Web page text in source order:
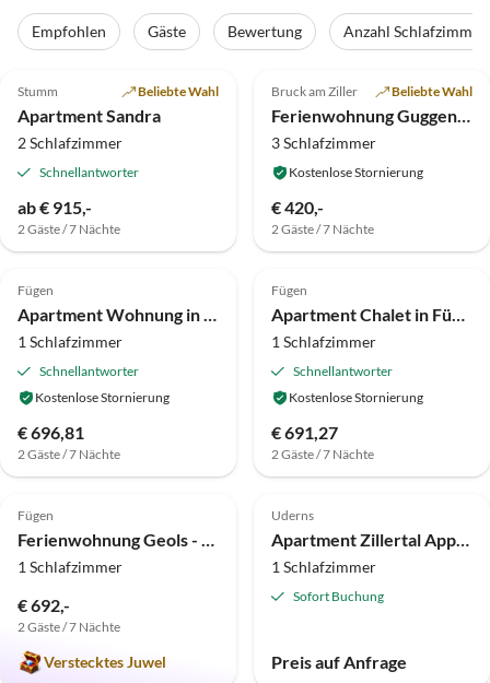
Empfohlen Gäste Bewertung Anzahl Schlafzimmer
Top-Inserat
Stumm Beliebte Wahl
Apartment Sandra
2 Schlafzimmer
Schnellantworter
ab € 915,-
2 Gäste / 7 Nächte
Bruck am Ziller Beliebte Wahl
Ferienwohnung Guggenbichl
3 Schlafzimmer
Kostenlose Stornierung
€ 420,-
2 Gäste / 7 Nächte
4.0 (7)
Fügen
Apartment Wohnung in Fügenberg nahe Skilift
1 Schlafzimmer
Schnellantworter
Kostenlose Stornierung
€ 696,81
2 Gäste / 7 Nächte
4.3 (6)
Fügen
Apartment Chalet in Fügenberg nahe Spieljochbahn
1 Schlafzimmer
Schnellantworter
Kostenlose Stornierung
€ 691,27
2 Gäste / 7 Nächte
Top-Inserat
4.9 (2)
Fügen
Ferienwohnung Geols - Sonnseitn Appartements
1 Schlafzimmer
€ 692,-
2 Gäste / 7 Nächte
Verstecktes Juwel
Uderns
Apartment Zillertal Appartements Abendstein Uderns
1 Schlafzimmer
Sofort Buchung
Preis auf Anfrage